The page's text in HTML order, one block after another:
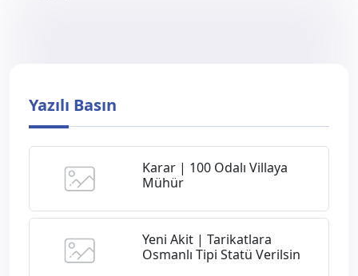
Yazılı Basın
Karar | 100 Odalı Villaya
Mühür
Yeni Akit | Tarikatlara
Osmanlı Tipi Statü Verilsin